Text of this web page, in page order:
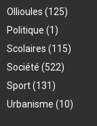
Ollioules (125)
Politique (1)
Scolaires (115)
Société (522)
Sport(131)
Urbanisme (10)